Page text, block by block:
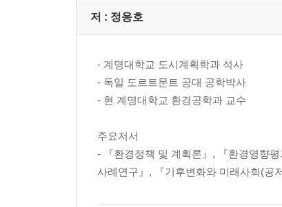
3.1 도로 재비산먼지 특성 및 관련 법제도
3.1.3 도로 재비산먼지 관련 법·제도
3.2 도로 재비산먼지 관리 실태
3.2.1 도로청소 구분
3.3 도로 재비산먼지 관리사업 효과 사례
3.3.1 국내 조사연구 사례
3.3.2 국외 조사연구 사례
저 : 정응호
- 계명대학교 도시계획학과 석사
- 독일 도르트문트 공대 공학박사
- 현 계명대학교 환경공학과 교수
주요저서
- 『환경정책 및 계획론』, 『환경영향
사례연구』, 『기후변화와 미래사회(공